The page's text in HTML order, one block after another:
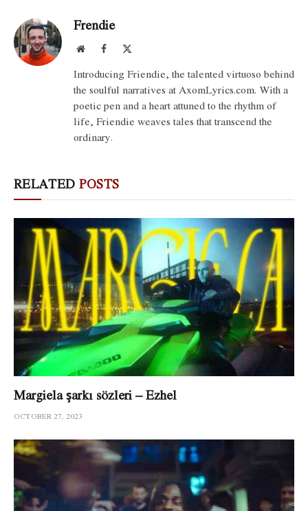
Frendie
WebsiteFacebook
Introducing Friendie, the talented virtuoso behind
the soulful narratives at AxomLyrics.com. With a
poetic pen and a heart attuned to the rhythm of
life, Friendie weaves tales that transcend the
ordinary.
RELATED POSTS
Margiela şarkı sözleri – Ezhel
OCTOBER 27, 2023